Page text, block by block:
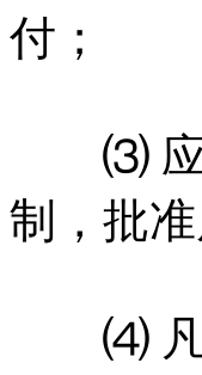
付；
⑶ 应酬
制，批准
⑷ 凡未